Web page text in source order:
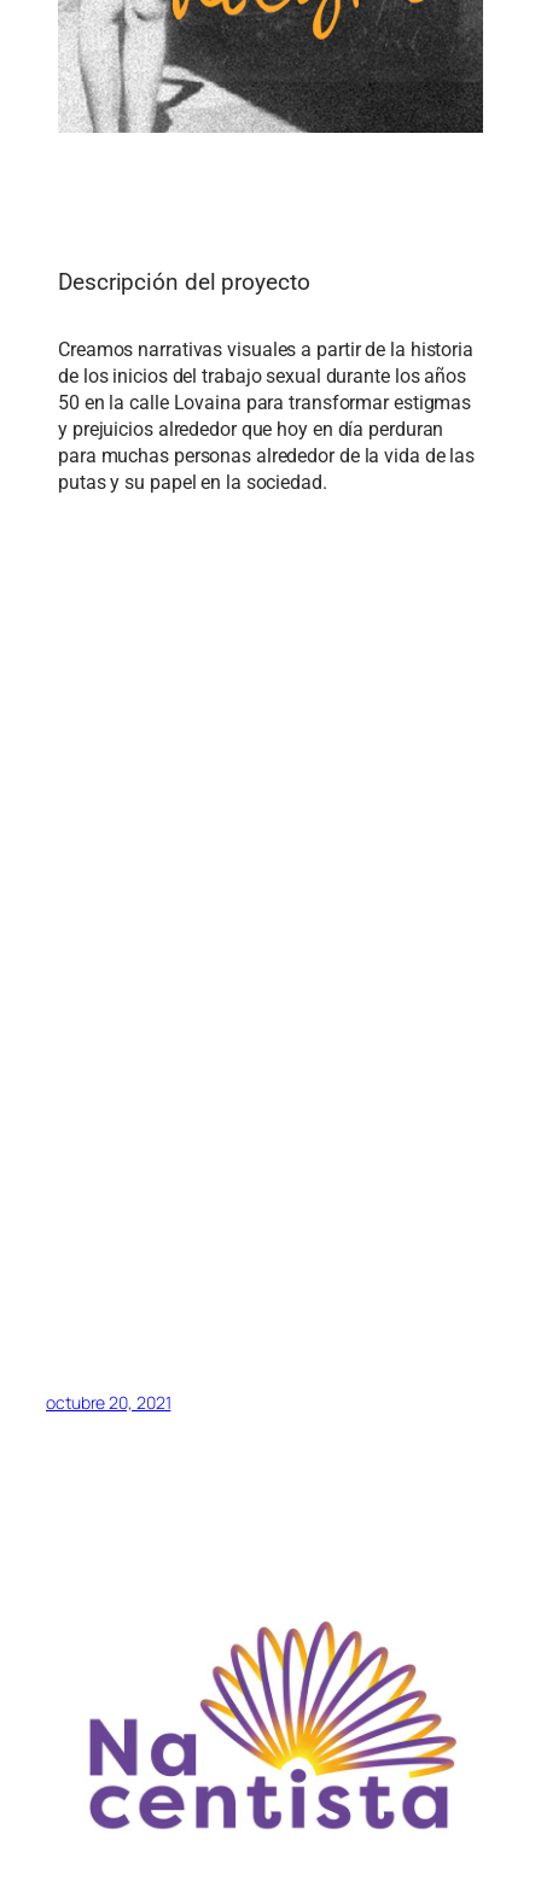
Descripción del proyecto
Creamos narrativas visuales a partir de la historia
de los inicios del trabajo sexual durante los años
50 en la calle Lovaina para transformar estigmas
y prejuicios alrededor que hoy en día perduran
para muchas personas alrededor de la vida de las
putas y su papel en la sociedad.
octubre 20, 2021